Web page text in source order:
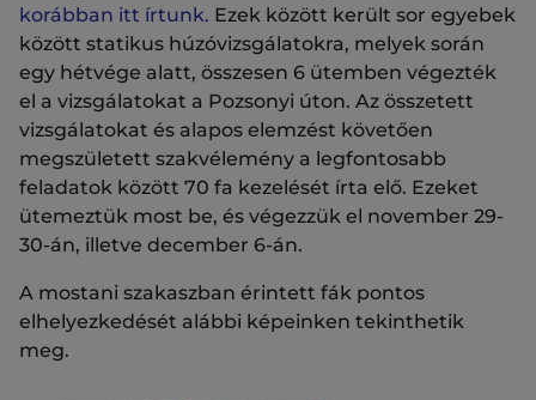
korábban itt írtunk. Ezek között került sor egyebek
között statikus húzóvizsgálatokra, melyek során
egy hétvége alatt, összesen 6 ütemben végezték
el a vizsgálatokat a Pozsonyi úton. Az összetett
vizsgálatokat és alapos elemzést követően
megszületett szakvélemény a legfontosabb
feladatok között 70 fa kezelését írta elő. Ezeket
ütemeztük most be, és végezzük el november 29-
30-án, illetve december 6-án.
A mostani szakaszban érintett fák pontos
elhelyezkedését alábbi képeinken tekinthetik
meg.